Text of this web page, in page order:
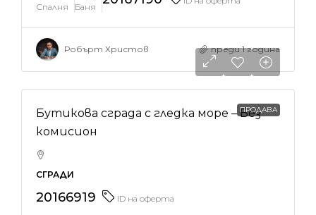
Спалня Баня
Робърт Христов преди 1 година
ПРОДАВА
Бутикова сграда с гледка море – Без
комисион
СГРАДИ
20166919 ID на оферта